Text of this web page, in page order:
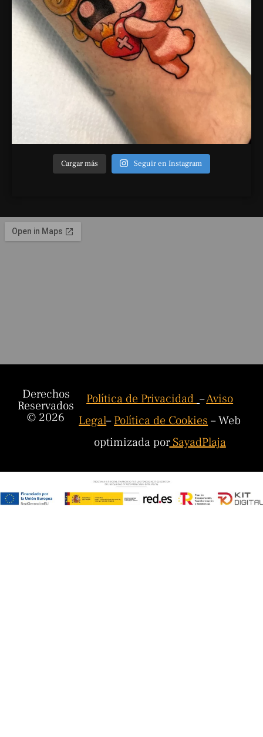
Cargar más Seguir en Instagram
Derechos
Reservados
© 2026
Política de Privacidad –Aviso
Legal–Política de Cookies – Web
optimizada porSayadPlaja